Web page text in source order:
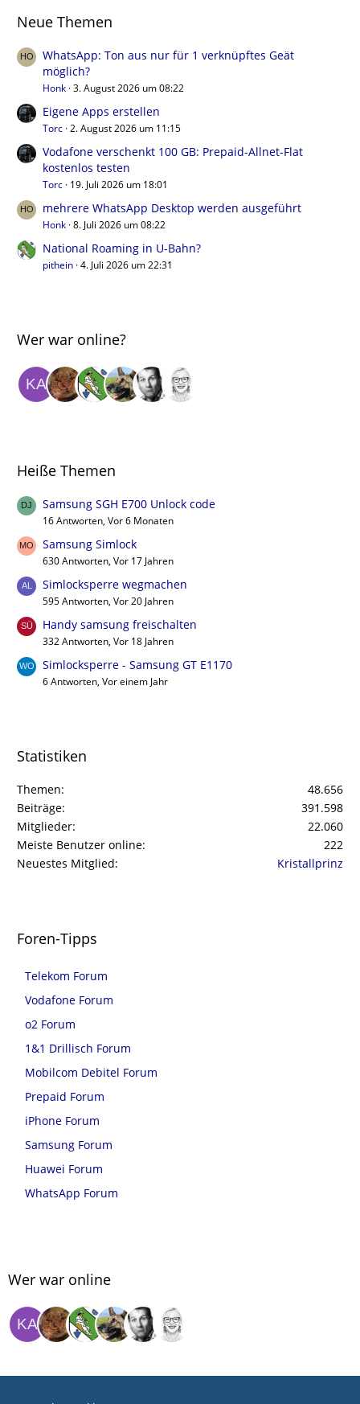
Neue Themen
WhatsApp: Ton aus nur für 1 verknüpftes Geät
möglich?
Honk 3. August 2026 um 08:22
Eigene Apps erstellen
Torc 2. August 2026 um 11:15
Vodafone verschenkt 100 GB: Prepaid-Allnet-Flat
kostenlos testen
Torc 19. Juli 2026 um 18:01
mehrere WhatsApp Desktop werden ausgeführt
Honk 8. Juli 2026 um 08:22
National Roaming in U-Bahn?
pithein 4. Juli 2026 um 22:31
Wer war online?
Heiße Themen
Samsung SGH E700 Unlock code
16 Antworten, Vor 6 Monaten
Samsung Simlock
630 Antworten, Vor 17 Jahren
Simlocksperre wegmachen
595 Antworten, Vor 20 Jahren
Handy samsung freischalten
332 Antworten, Vor 18 Jahren
Simlocksperre - Samsung GT E1170
6 Antworten, Vor einem Jahr
Statistiken
Themen
48.656
Beiträge
391.598
Mitglieder
22.060
Meiste Benutzer online
222
Neuestes Mitglied
Kristallprinz
Foren-Tipps
Telekom Forum
Vodafone Forum
o2 Forum
1&1 Drillisch Forum
Mobilcom Debitel Forum
Prepaid Forum
iPhone Forum
Samsung Forum
Huawei Forum
WhatsApp Forum
Wer war online